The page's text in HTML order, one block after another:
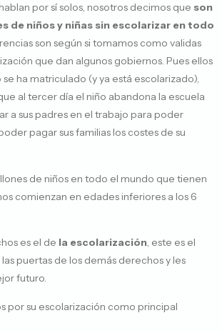
por sí solos, nosotros decimos que son
de niños y niñas sin escolarizar en todo
son según si tomamos como validas
que dan algunos gobiernos. Pues ellos
ha matriculado (y ya está escolarizado),
al tercer día el niño abandona la escuela
a sus padres en el trabajo para poder
pagar sus familias los costes de su
de niños en todo el mundo que tienen
comienzan en edades inferiores a los 6
es el de la escolarización, este es el
puertas de los demás derechos y les
futuro.
por su escolarización como principal